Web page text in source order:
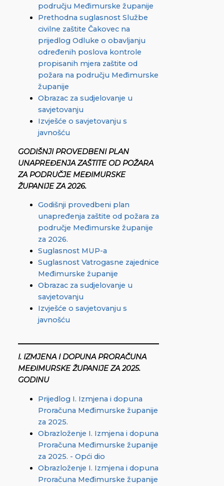
području Međimurske županije
Prethodna suglasnost Službe
civilne zaštite Čakovec na
prijedlog Odluke o obavljanju
određenih poslova kontrole
propisanih mjera zaštite od
požara na području Međimurske
županije
Obrazac za sudjelovanje u
savjetovanju
Izvješće o savjetovanju s
javnošću
GODIŠNJI PROVEDBENI PLAN
UNAPREĐENJA ZAŠTITE OD POŽARA
ZA PODRUČJE MEĐIMURSKE
ŽUPANIJE ZA 2026.
Godišnji provedbeni plan
unapređenja zaštite od požara za
područje Međimurske županije
za 2026.
Suglasnost MUP-a
Suglasnost Vatrogasne zajednice
Međimurske županije
Obrazac za sudjelovanje u
savjetovanju
Izvješće o savjetovanju s
javnošću
I. IZMJENA I DOPUNA PRORAČUNA
MEĐIMURSKE ŽUPANIJE ZA 2025.
GODINU
Prijedlog I. Izmjena i dopuna
Proračuna Međimurske županije
za 2025.
Obrazloženje I. Izmjena i dopuna
Proračuna Međimurske županije
za 2025. - Opći dio
Obrazloženje I. Izmjena i dopuna
Proračuna Međimurske županije